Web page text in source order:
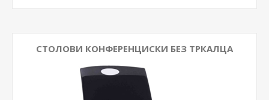
СТОЛОВИ КОНФЕРЕНЦИСКИ БЕЗ ТРКАЛЦА